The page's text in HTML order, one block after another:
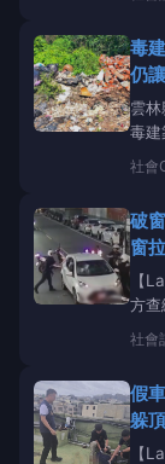
線
線攔
毒
仍
雲
毒建
下
捕
團。
濁
社會
破
窗
【
方查
一
方
檢自
社會
假
躲
【